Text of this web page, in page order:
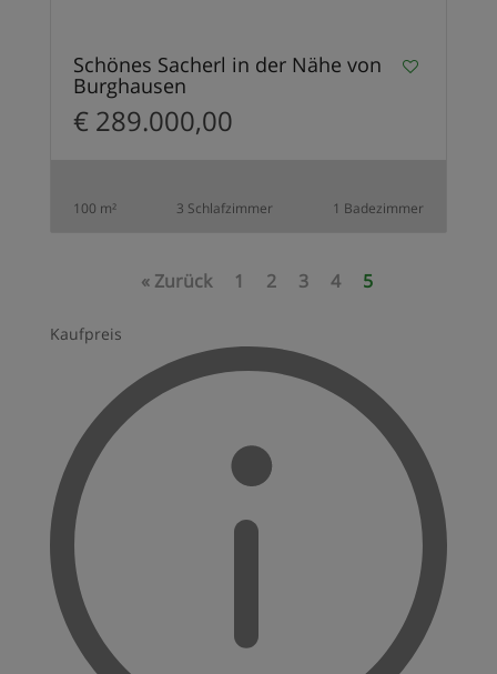
Schönes Sacherl in der Nähe von
Burghausen
€ 289.000,00
100 m² 3 Schlafzimmer 1 Badezimmer
« Zurück 1 2 3 4 5
Kaufpreis